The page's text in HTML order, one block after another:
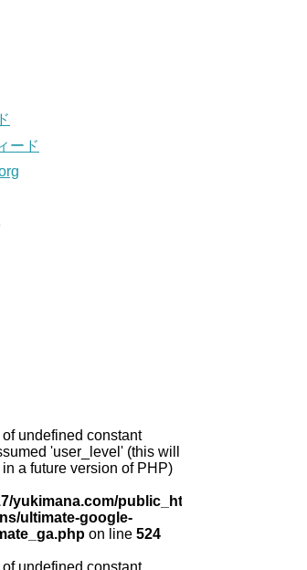
ード
of undefined constant
'user_level' (this will
a future version of PHP)
yukimana.com/public_html/wp-
ultimate-google-
on line 524